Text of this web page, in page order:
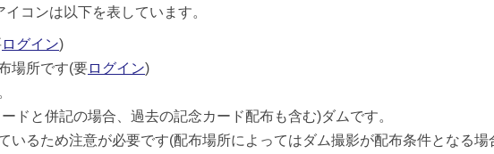
コンは以下を表しています。
ログイン)
場所です(要ログイン)
ドと併記の場合、過去の記念カード配布も含む)ダムです。
いるため注意が必要です(配布場所によってはダム撮影が配布条件となる場